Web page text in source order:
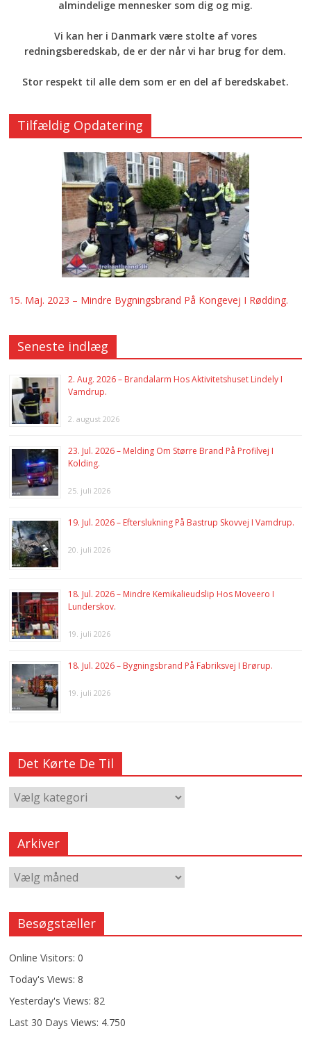
almindelige mennesker som dig og mig.
Vi kan her i Danmark være stolte af vores
redningsberedskab, de er der når vi har brug for dem.
Stor respekt til alle dem som er en del af beredskabet.
Tilfældig Opdatering
15. Maj. 2023 – Mindre Bygningsbrand På Kongevej I Rødding.
Seneste indlæg
2. Aug. 2026 – Brandalarm Hos Aktivitetshuset Lindely I
Vamdrup.
2. august 2026
23. Jul. 2026 – Melding Om Større Brand På Profilvej I
Kolding.
25. juli 2026
19. Jul. 2026 – Efterslukning På Bastrup Skovvej I Vamdrup.
20. juli 2026
18. Jul. 2026 – Mindre Kemikalieudslip Hos Moveero I
Lunderskov.
19. juli 2026
18. Jul. 2026 – Bygningsbrand På Fabriksvej I Brørup.
19. juli 2026
Det Kørte De Til
Arkiver
Besøgstæller
Online Visitors:0
Today's Views:8
Yesterday's Views:82
Last 30 Days Views: 4.750